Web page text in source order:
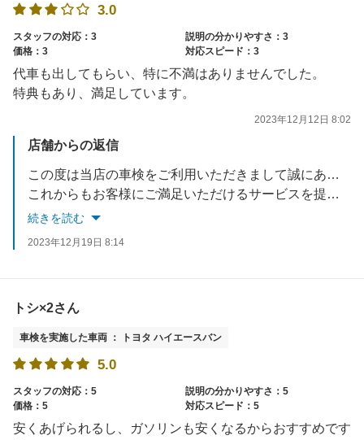
3.0
スタッフの対応：3
説明の分かりやすさ：3
価格：3
対応スピード：3
代車も出してもらい、特に不満はありませんでした。
特典もあり、満足しています。
2023年12月12日 8:02
店舗からの返信
この度は当店の車検をご利用いただきまして誠にありがとうございます。
これからもお客様にご満足いただけるサービスを提供できるよう努めてまいります。
またのご利用を心よりお待ち申しあげます
続きを読む
2023年12月19日 8:14
トシ×2さん
車検を実施した車両 ： トヨタ ハイエースバン
5.0
スタッフの対応：5
説明の分かりやすさ：5
価格：5
対応スピード：5
安くあげられるし、ガソリンも安くなるからおすすめです